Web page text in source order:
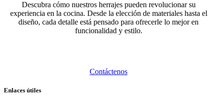
Descubra cómo nuestros herrajes pueden revolucionar su
experiencia en la cocina. Desde la elección de materiales hasta el
diseño, cada detalle está pensado para ofrecerle lo mejor en
funcionalidad y estilo.
Contáctenos
Enlaces útiles